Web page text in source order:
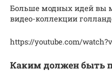
Больше модных идей вы
видео-коллекции
https://youtube.com/
Каким должен быть